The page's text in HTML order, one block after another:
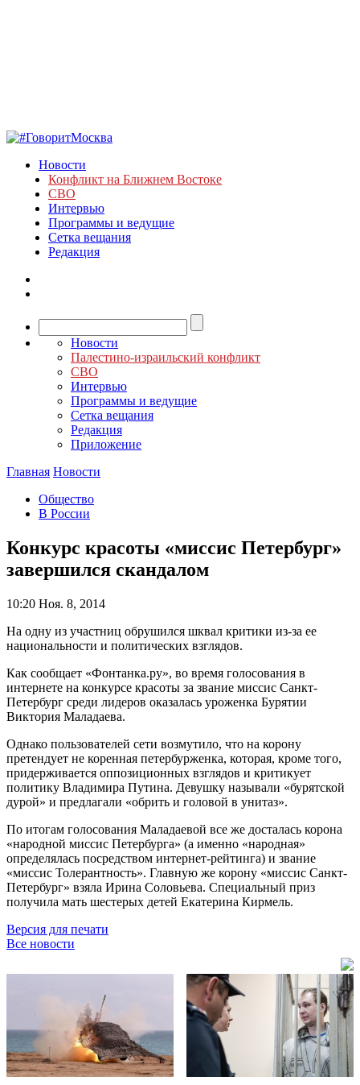
Новости
Конфликт на Ближнем Востоке
СВО
Интервью
Программы и ведущие
Сетка вещания
Редакция
Новости
Палестино-израильский конфликт
СВО
Интервью
Программы и ведущие
Сетка вещания
Редакция
Приложение
Главная Новости
Общество
В России
Конкурс красоты «миссис Петербург»
завершился скандалом
10:20 Ноя. 8, 2014
На одну из участниц обрушился шквал критики из-за ее
национальности и политических взглядов.
Как сообщает «Фонтанка.ру», во время голосования в
интернете на конкурсе красоты за звание миссис Санкт-
Петербург среди лидеров оказалась уроженка Бурятии
Виктория Маладаева.
Однако пользователей сети возмутило, что на корону
претендует не коренная петербурженка, которая, кроме того,
придерживается оппозиционных взглядов и критикует
политику Владимира Путина. Девушку называли «бурятской
дурой» и предлагали «обрить и головой в унитаз».
По итогам голосования Маладаевой все же досталась корона
«народной миссис Петербурга» (а именно «народная»
определялась посредством интернет-рейтинга) и звание
«миссис Толерантность». Главную же корону «миссис Санкт-
Петербург» взяла Ирина Соловьева. Специальный приз
получила мать шестерых детей Екатерина Кирмель.
Версия для печати
Все новости